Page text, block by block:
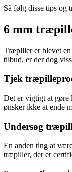
Så følg disse tips og
6 mm
Træpiller er blevet
tilbud, er der dog
Tjek
Det er vigtigt at gøre
ønsker ikke at ende
Undersøg
En anden ting at
træpiller, der er